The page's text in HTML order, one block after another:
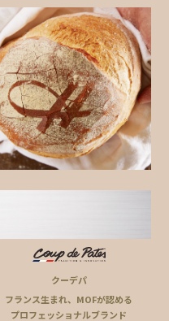
クーデパ
フランス生まれ、MOFが認める
プロフェッショナルブランド